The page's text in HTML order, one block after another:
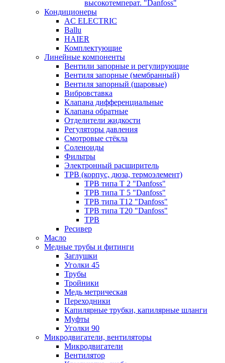
высокотемперат. "Danfoss"
Кондиционеры
AC ELECTRIC
Ballu
HAIER
Комплектующие
Линейные компоненты
Вентили запорные и регулирующие
Вентиля запорные (мембранный)
Вентиля запорный (шаровые)
Вибровставка
Клапана дифференциальные
Клапана обратные
Отделители жидкости
Регуляторы давления
Смотровые стёкла
Соленоиды
Фильтры
Электронный расширитель
ТРВ (корпус, дюза, термоэлемент)
ТРВ типа Т 2 "Danfoss"
ТРВ типа Т 5 "Danfoss"
ТРВ типа Т12 "Danfoss"
ТРВ типа Т20 "Danfoss"
ТРВ
Ресивер
Масло
Медные трубы и фитинги
Заглушки
Уголки 45
Трубы
Тройники
Медь метрическая
Переходники
Капилярные трубки, капилярные шланги
Муфты
Уголки 90
Микродвигатели, вентиляторы
Микродвигатели
Вентилятор